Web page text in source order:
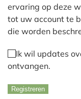
ervaring op deze
tot uw account te
die worden
Ik wil updates
ontvangen.
Registreren